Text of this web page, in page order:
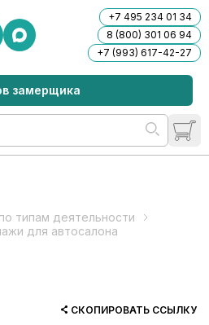
+7 495 234 01 34
8 (800) 301 06 94
+7 (993) 617-42-27
замерщика
типам деятельности
для автосалона
СКОПИРОВАТЬ ССЫЛКУ